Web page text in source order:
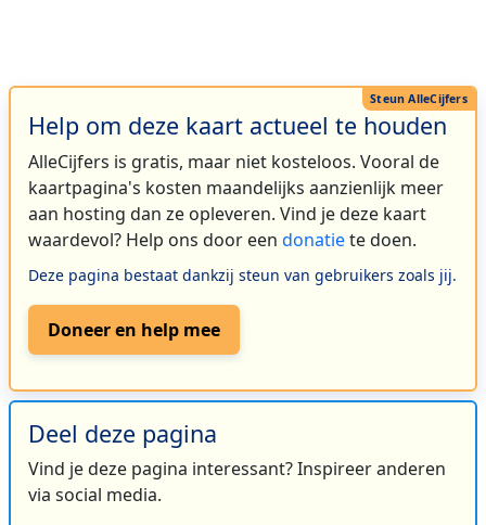
Help om deze kaart actueel te houden
AlleCijfers is gratis, maar niet kosteloos. Vooral de
kaartpagina's kosten maandelijks aanzienlijk meer
aan hosting dan ze opleveren. Vind je deze kaart
waardevol? Help ons door een donatiete doen.
Deze pagina bestaat dankzij steun van gebruikers zoals jij.
Doneer en help mee
Deel deze pagina
Vind je deze pagina interessant? Inspireer anderen
via social media.